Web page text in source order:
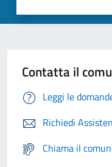
Contatta il
Leggi le
Richiedi
Chiama il